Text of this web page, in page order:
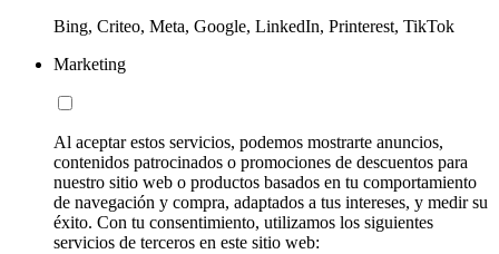
Bing, Criteo, Meta, Google, LinkedIn, Printerest, TikTok
Marketing
Al aceptar estos servicios, podemos mostrarte anuncios,
contenidos patrocinados o promociones de descuentos para
nuestro sitio web o productos basados en tu comportamiento
de navegación y compra, adaptados a tus intereses, y medir su
éxito. Con tu consentimiento, utilizamos los siguientes
servicios de terceros en este sitio web: